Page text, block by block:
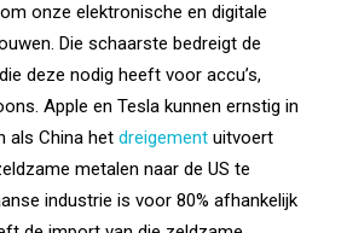
onze elektronische en digitale
Die schaarste bedreigt de
deze nodig heeft voor accu’s,
Apple en Tesla kunnen ernstig in
als China het dreigement uitvoert
metalen naar de US te
industrie is voor 80% afhankelijk